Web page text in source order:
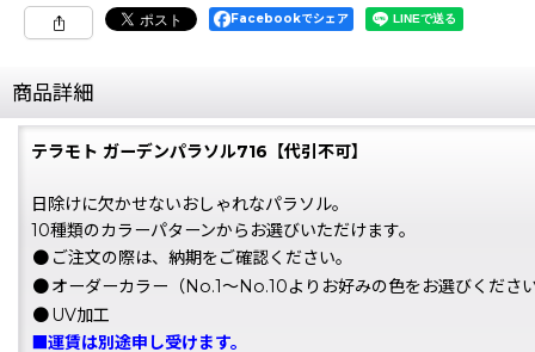
Facebookでシェア
商品詳細
テラモト ガーデンパラソル716【代引不可】
日除けに欠かせないおしゃれなパラソル。
10種類のカラーパターンからお選びいただけます。
● ご注文の際は、納期をご確認ください。
●オーダーカラー（No.1〜No.10よりお好みの色をお選びくださ
● UV加工
■運賃は別途申し受けます。